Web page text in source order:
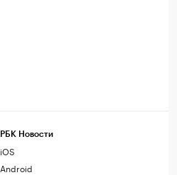
РБК Новости
iOS
Android